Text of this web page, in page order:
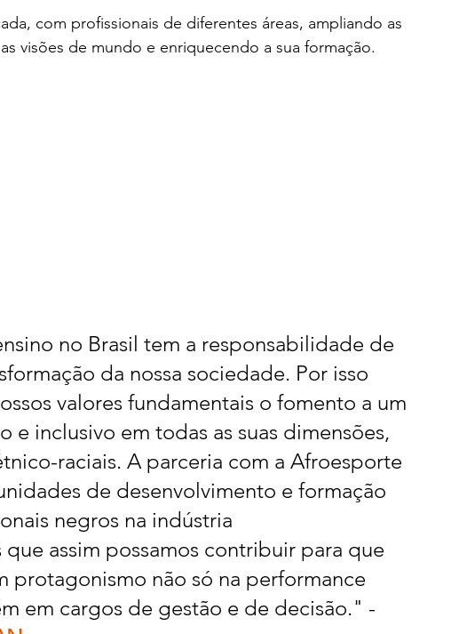
com profissionais de diferentes áreas, ampliando as
visões de mundo e enriquecendo a sua formação.
no Brasil tem a responsabilidade de
da nossa sociedade. Por isso
valores fundamentais o fomento a um
e inclusivo em todas as suas dimensões,
raciais. A parceria com a Afroesporte
de desenvolvimento e formação
negros na indústria
que assim possamos contribuir para que
protagonismo não só na performance
em cargos de gestão e de decisão." -